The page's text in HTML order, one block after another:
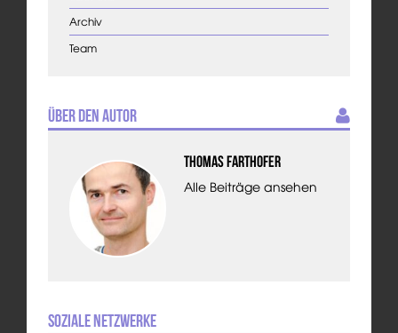
Archiv
Team
Über den Autor
Thomas Farthofer
Alle Beiträge ansehen
Soziale Netzwerke